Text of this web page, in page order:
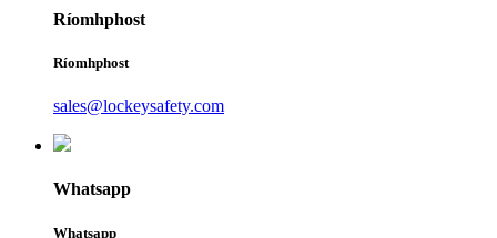
Ríomhphost
Ríomhphost
sales@lockeysafety.com
Whatsapp
Whatsapp